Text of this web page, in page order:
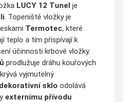
LUCY 12 Tunelje
. Topeniště vložky je
Termotec, které
teplo a tím přispívají k
účinnosti krbové vložky.
prodlužuje dráhu kouřových
vyjmutelný
sklo odolává
externímu přívodu